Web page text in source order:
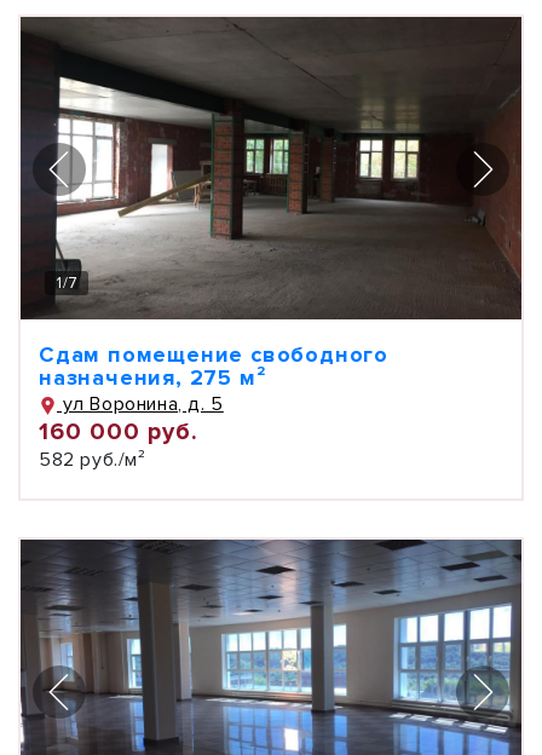
1/7
Сдам помещение свободного
назначения, 275 м²
ул Воронина, д. 5
160 000 руб.
582 руб./м²